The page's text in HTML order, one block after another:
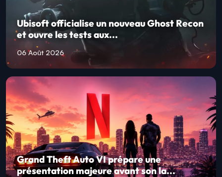
Ubisoft officialise un nouveau Ghost Recon
et ouvre les tests aux...
06 Août 2026
Grand Theft Auto VI prépare une
présentation majeure avant son la...